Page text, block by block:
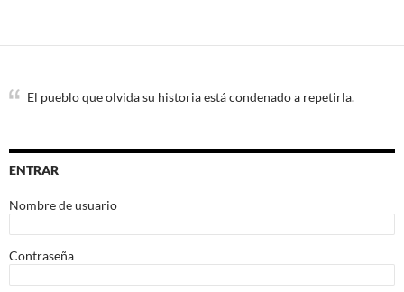
El pueblo que olvida su historia está condenado a repetirla.
ENTRAR
Nombre de usuario
Contraseña